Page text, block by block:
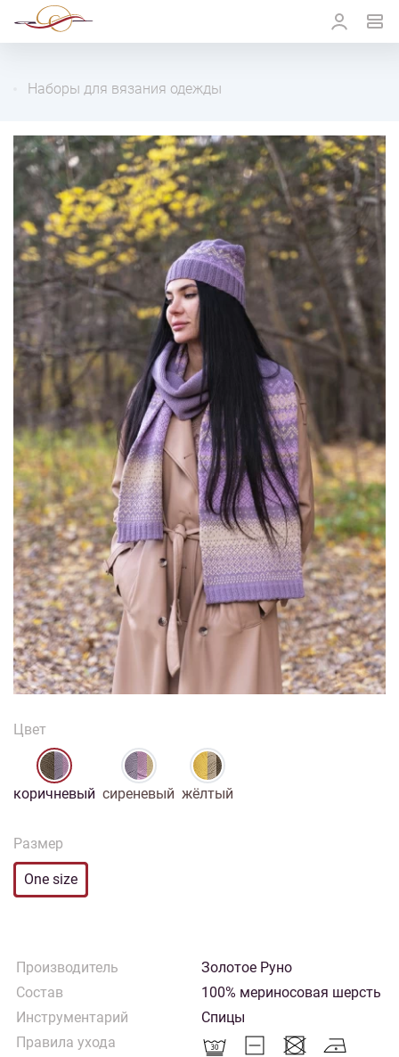
Наборы для вязания одежды
1/7
Изображения и цвет представленного товара могут незначительно
отличаться от оригинала продукции, взависимости от разрешения и
настроек вашего монитора, а также условий освещения при съемке
Набор для творчества Шарф и
шапка «Элегант»
Цвет
коричневый сиреневый жёлтый
Размер
One size
Производитель
Золотое Руно
Состав
100% мериносовая шерсть
Инструментарий
Спицы
Правила ухода